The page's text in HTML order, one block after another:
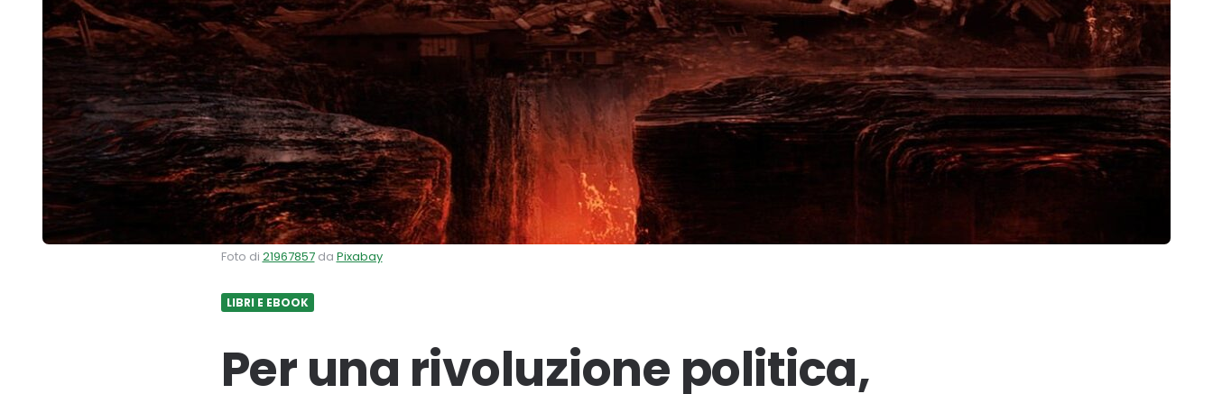
Foto di 21967857da Pixabay
LIBRI E EBOOK
Per una rivoluzione politica,